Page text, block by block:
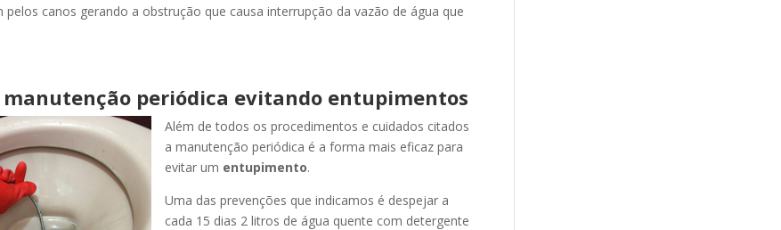
pelos canos gerando a obstrução que causa interrupção da vazão de água que
manutenção periódica evitando entupimentos
Além de todos os procedimentos e cuidados citados
a manutenção periódica é a forma mais eficaz para
evitar um entupimento.
Uma das prevenções que indicamos é despejar a
cada 15 dias 2 litros de água quente com detergente